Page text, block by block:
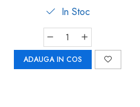
In Stoc
ADAUGA IN COS